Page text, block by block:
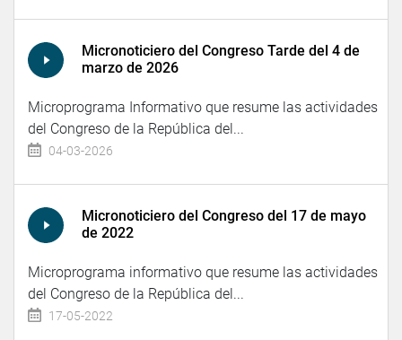
Micronoticiero del Congreso Tarde del 4 de
marzo de 2026
Microprograma Informativo que resume las actividades
del Congreso de la República del...
04-03-2026
Micronoticiero del Congreso del 17 de mayo
de 2022
Microprograma informativo que resume las actividades
del Congreso de la República del...
17-05-2022